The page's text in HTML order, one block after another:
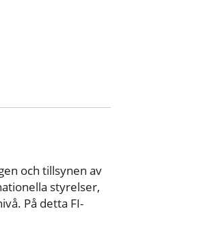
och tillsynen av
styrelser,
På detta FI-